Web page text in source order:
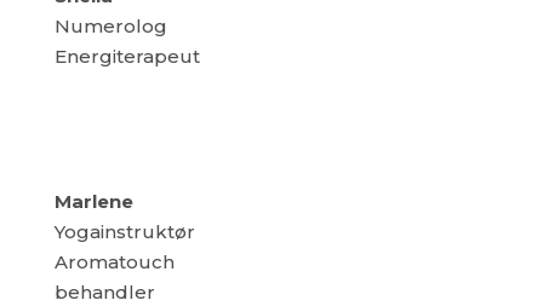
Numerolog
Energiterapeut
Marlene
Yogainstruktør
Aromatouch
behandler